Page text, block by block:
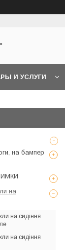
И УСЛУГИ
на бампер
на
на сидіння
на сидіння